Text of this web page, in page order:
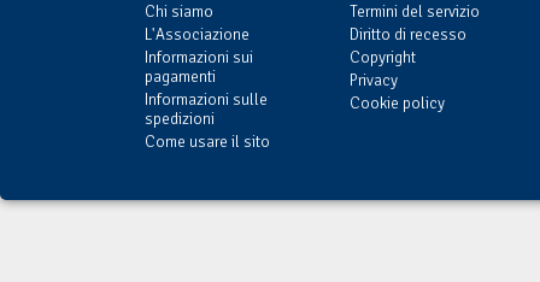
(con Delos Card:
€ 1,99
(con Delos Card:
€ 1,99
Chi siamo
L'Associazione
Informazioni sui
pagamenti
Informazioni sulle
spedizioni
Come usare il sito
Termini del servizio
Diritto di recesso
Copyright
Privacy
Cookie policy